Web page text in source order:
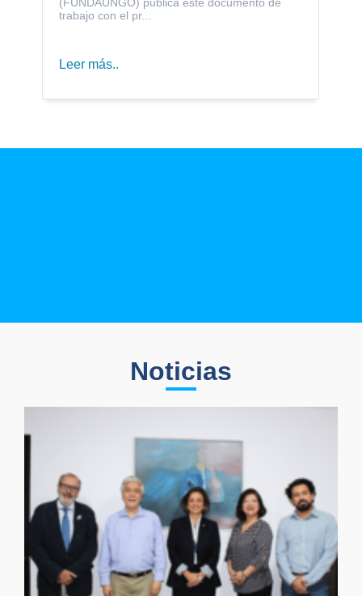
trabajo con el pr...
Leer más..
Noticias